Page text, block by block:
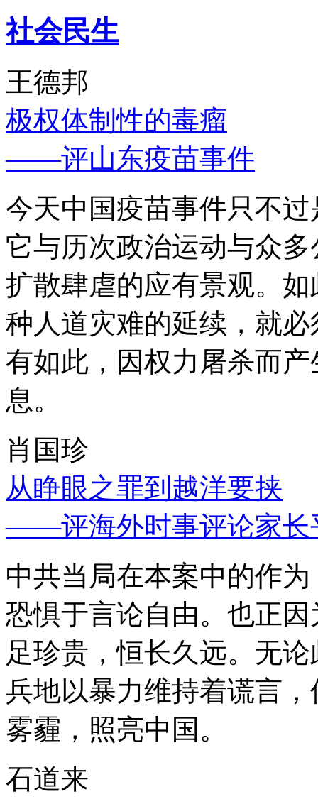
社会民生
王德邦
极权体制性的毒瘤
——评山东疫苗事件
今天中国疫苗事件只不
它与历次政治运动与众
扩散肆虐的应有景观。
种人道灾难的延续，就
有如此，因权力屠杀而
息。
肖国珍
从睁眼之罪到越洋要挟
——评海外时事评论家长
中共当局在本案中的作
恐惧于言论自由。也正
足珍贵，恒长久远。无
兵地以暴力维持着谎言
雾霾，照亮中国。
石道来